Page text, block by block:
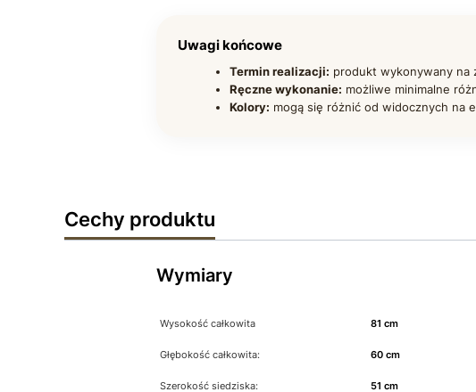
Uwagi końcowe
Termin realizacji: produkt wykonywany na
Ręczne wykonanie: możliwe minimalne
Kolory: mogą się różnić od widocznych na
Cechy produktu
Wymiary
Wysokość całkowita 81 cm
Głębokość całkowita: 60 cm
Szerokość siedziska: 51 cm